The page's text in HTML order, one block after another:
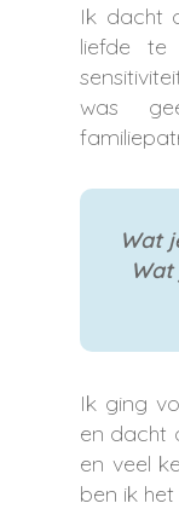
Ik dacht
liefde te
was
Wat
Ik ging
en dacht
en veel
ben ik